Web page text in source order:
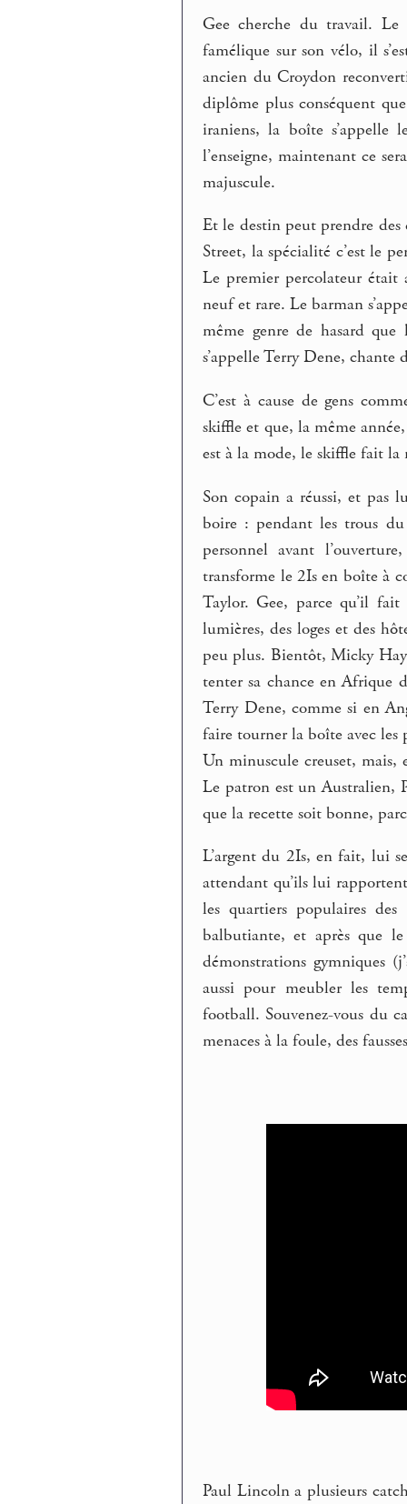
Gee cherche du travail.
famélique sur son vélo, il
ancien du Croydon
diplôme plus conséquent
iraniens, la boîte s’appelle
l’enseigne, maintenant ce
majuscule.
Et le destin peut prendre
Street, la spécialité c’est le
Le premier percolateur était
neuf et rare. Le barman
même genre de hasard
s’appelle Terry Dene,
C’est à cause de gens
skiffle et que, la même
est à la mode, le skiffle fait la
Son copain a réussi, et pas
boire : pendant les trous
personnel avant
transforme le 2Is en boîte à
Taylor. Gee, parce qu’il fait
lumières, des loges et des
peu plus. Bientôt, Micky
tenter sa chance en Afrique
Terry Dene, comme si en
faire tourner la boîte avec les
Un minuscule creuset, mais,
Le patron est un Australien,
que la recette soit bonne,
L’argent du 2Is, en fait, lui
attendant qu’ils lui
les quartiers populaires
balbutiante, et après que
démonstrations gymniques
aussi pour meubler les
football. Souvenez-vous du
menaces à la foule, des
Paul Lincoln a plusieurs